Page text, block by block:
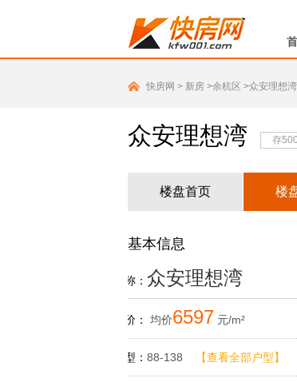
快房网 > 新房 >余杭区 >众安理想湾
众安理想湾 存
楼盘首页 楼
基本信息
楼盘名称： 众安理想湾
参考售价： 均价6597 元/m²
主力户型： 88-138 【查看全部户型】